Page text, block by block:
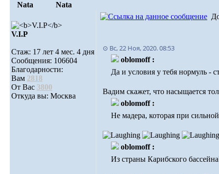
Nata Nata
V.I.Р
Стаж: 17 лет 4 мес. 4 дня
Сообщения: 106604
Благодарности:
Вам 2818
От Вас 3800
Откуда вы: Москва
⊙ Вс, 22 Ноя, 2020. 08:53
oblomoff :
Да и условия у тебя нормуль -
Вадим скажет, что насыщается
oblomoff :
Не мадера, которая при
oblomoff :
Из страны Карибского